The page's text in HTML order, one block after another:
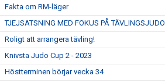
Fakta om RM-läger
TJEJSATSNING MED FOKUS PÅ TÄVLINGSJUDO
Roligt att arrangera tävling!
Knivsta Judo Cup 2 - 2023
Höstterminen börjar vecka 34